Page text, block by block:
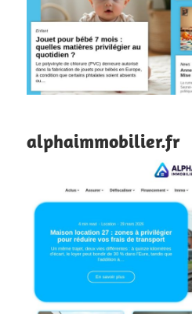
alphaimmobilier.fr